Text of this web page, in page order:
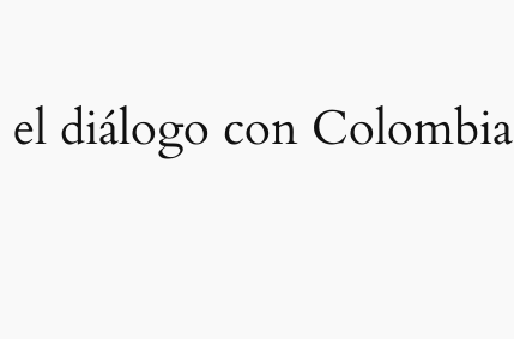
diálogo con Colombia